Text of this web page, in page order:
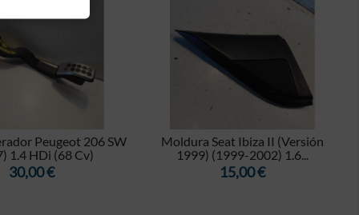
Peugeot 206 SW
1.4 HDi (68 Cv)
Precio
30,00 €
Moldura Seat Ibiza II (Versión
1999) (1999-2002) 1.6...
Precio
15,00 €
